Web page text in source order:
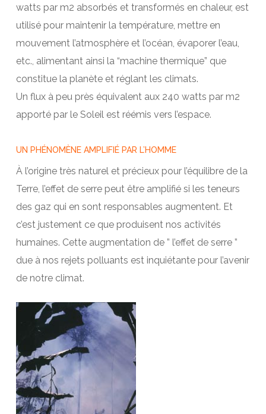
watts par m2 absorbés et transformés en chaleur, est
utilisé pour maintenir la température, mettre en
mouvement l’atmosphère et l’océan, évaporer l’eau,
etc., alimentant ainsi la “machine thermique” que
constitue la planète et réglant les climats.
Un flux à peu près équivalent aux 240 watts par m2
apporté par le Soleil est réémis vers l’espace.
UN PHÉNOMÈNE AMPLIFIÉ PAR L’HOMME
À l’origine très naturel et précieux pour l’équilibre de la
Terre, l’effet de serre peut être amplifié si les teneurs
des gaz qui en sont responsables augmentent. Et
c’est justement ce que produisent nos activités
humaines. Cette augmentation de ” l’effet de serre ”
due à nos rejets polluants est inquiétante pour l’avenir
de notre climat.